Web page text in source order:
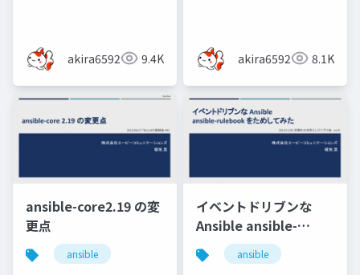
akira6592 9.4K akira6592 8.1K
ansible-core2.19 の変
更点
ansible
イベントドリブンな
Ansible ansible-
rulebook をためしてみ
た
ansible